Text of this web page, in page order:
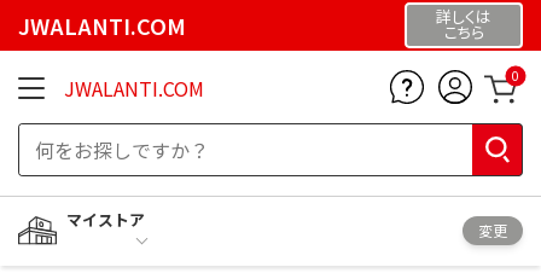
JWALANTI.COM 詳しくは
こちら
JWALANTI.COM 0
マイストア
変更